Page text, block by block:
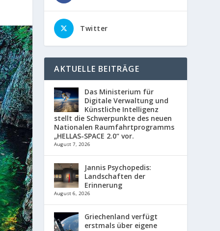
Twitter
AKTUELLE BEITRÄGE
Das Ministerium für
Digitale Verwaltung und
Künstliche Intelligenz
stellt die Schwerpunkte des neuen
Nationalen Raumfahrtprogramms
„HELLAS-SPACE 2.0“ vor.
August 7, 2026
Jannis Psychopedis:
Landschaften der
Erinnerung
August 6, 2026
Griechenland verfügt
erstmals über eigene